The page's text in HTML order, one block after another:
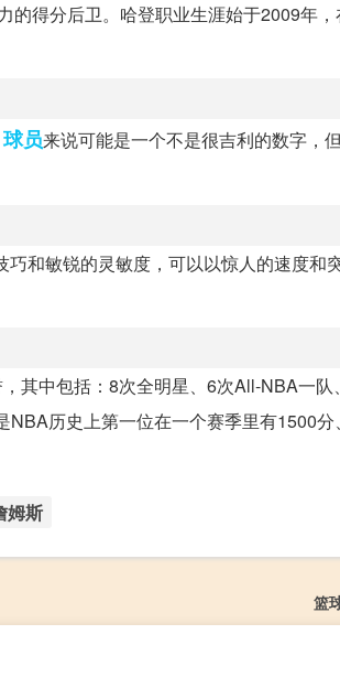
的得分后卫。哈登职业生涯始于2009年
球员来说可能是一个不是很吉利的数字，
和敏锐的灵敏度，可以以惊人的速度和
其中包括：8次全明星、6次All-NBA一队
历史上第一位在一个赛季里有1500
姆斯
篮